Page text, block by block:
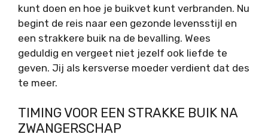
kunt doen en hoe je buikvet kunt verbranden. Nu
begint de reis naar een gezonde levensstijl en
een strakkere buik na de bevalling. Wees
geduldig en vergeet niet jezelf ook liefde te
geven. Jij als kersverse moeder verdient dat des
te meer.
TIMING VOOR EEN STRAKKE BUIK NA
ZWANGERSCHAP